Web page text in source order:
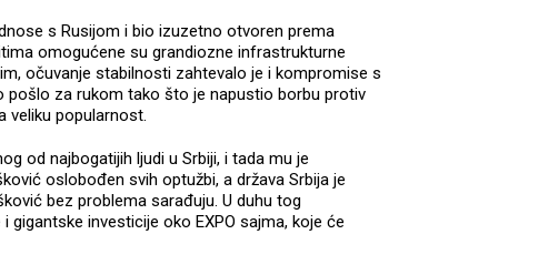
s Rusijom i bio izuzetno otvoren prema
omogućene su grandiozne infrastrukturne
očuvanje stabilnosti zahtevalo je i kompromise s
za rukom tako što je napustio borbu protiv
veliku popularnost.
od najbogatijih ljudi u Srbiji, i tada mu je
oslobođen svih optužbi, a država Srbija je
bez problema sarađuju. U duhu tog
investicije oko EXPO sajma, koje će